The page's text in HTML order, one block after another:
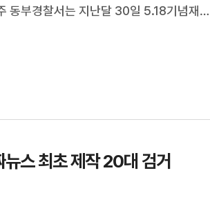
동부경찰서는 지난달 30일 5.18기념재단
있어 설치 당시의 화면을 확보하지 못했
스 최초 제작 20대 검거